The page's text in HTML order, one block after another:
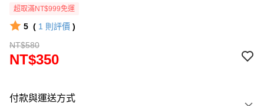
超取滿NT$999免運
5 ( 1 則評價 )
NT$580
NT$350
付款與運送方式